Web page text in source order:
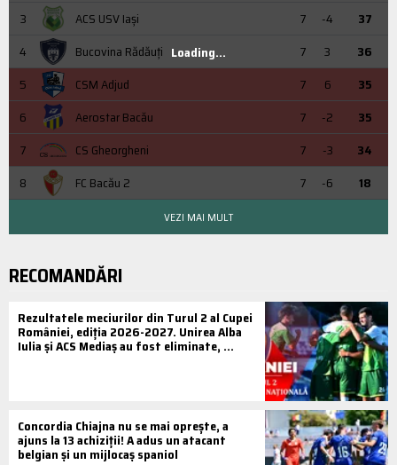
3
ACS USV Iaşi 7 -4
37
4
Bucovina Rădăuți 7 3
36
5
CSM Adjud 7 6
35
6
Aerostar Bacău 7 -2
35
7
CS Gheorgheni 7 -3
34
8
FC Bacău 2 7 -6 18
Loading...
VEZI MAI MULT
RECOMANDĂRI
Rezultatele meciurilor din Turul 2 al Cupei
României, ediția 2026-2027. Unirea Alba
Iulia și ACS Mediaș au fost eliminate, ...
Concordia Chiajna nu se mai oprește, a
ajuns la 13 achiziții! A adus un atacant
belgian și un mijlocaș spaniol